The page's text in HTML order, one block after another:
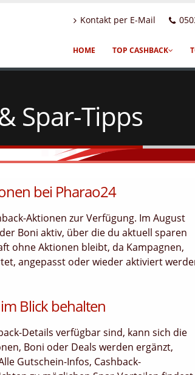
Kontakt per E-Mail
HOME TOP CASHBACK
Spar-Tipps
bei Pharao24
Aktionen zur Verfügung. Im August
Boni aktiv, über die du aktuell sparen
ohne Aktionen bleibt, da Kampagnen,
angepasst oder wieder aktiviert
Blick behalten
Details verfügbar sind, kann sich die
Boni oder Deals werden ergänzt,
Gutschein-Infos, Cashback-